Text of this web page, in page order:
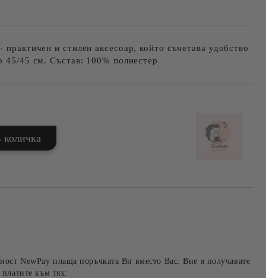
практичен и стилен аксесоар, който съчетава удобство
45/45 см. Състав: 100% полиестер
NewPay плаща поръчката Ви вместо Вас. Вие я получавате
към тях: